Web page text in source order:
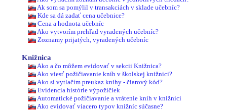
Ak som sa pomýlil v transakciách v sklade učebníc?
Kde sa dá zadať cena učebnice?
Cena a hodnota učebníc
Ako vytvorím prehľad vyradených učebníc?
Zoznamy prijatých, vyradených učebníc
Knižnica
Ako a čo môžem evidovať v sekcii Knižnica?
Ako viesť požičiavanie kníh v školskej knižnici?
Ako si vytlačím preukaz knihy - čiarový kód?
Evidencia histórie výpožičiek
Automatické požičiavanie a vrátenie kníh v knižnici
Ako evidovať viacero typov knižníc súčasne?